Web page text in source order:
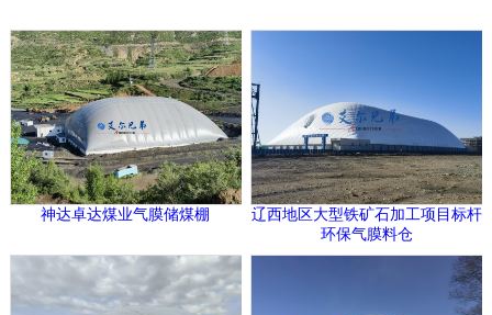
神达卓达煤业气膜储煤棚
辽西地区大型铁矿石加工项目标杆
环保气膜料仓